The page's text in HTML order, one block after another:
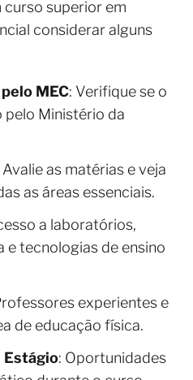
curso superior em
considerar alguns
MEC: Verifique se o
pelo Ministério da
Avalie as matérias e veja
as áreas essenciais.
a laboratórios,
e tecnologias de ensino
experientes e
de educação física.
Estágio: Oportunidades